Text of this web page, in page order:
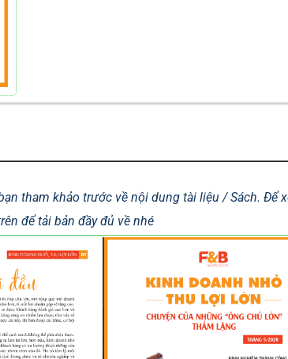
tham khảo trước về nội dung tài liệu / Sách. Để
để tải bản đầy đủ về nhé